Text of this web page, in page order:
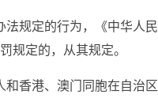
规定的行为，《中华人
规定的，从其规定。
香港、澳门同胞在自治